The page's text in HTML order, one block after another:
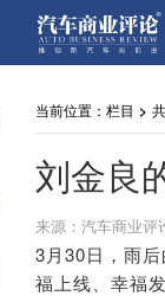
当前位置： 栏目 >
刘金良
来源：汽车商业评
3月30日，雨
福上线、幸福